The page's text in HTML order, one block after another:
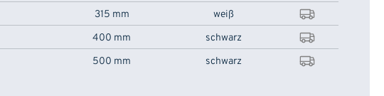
315 mm
weiß
400 mm
schwarz
500 mm schwarz